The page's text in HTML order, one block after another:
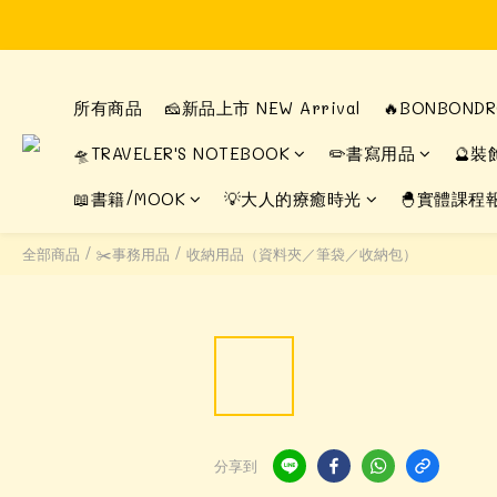
所有商品 🧀新品上市 NEW Arrival
🛸TRAVELER'S NOTEBOOK ✏️書寫用品 🔮裝
📖書籍/MOOK 💡大人的療癒時光 🐣實體課程
全部商品 / ✂️事務用品 / 收納用品（資料夾／筆袋／收納包）
分享到